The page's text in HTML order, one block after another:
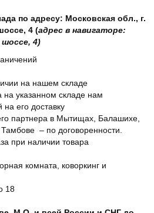
по адресу: Московская обл., г.
4 (адрес в навигаторе:
4)
на нашем складе
на указанном складе нам
на его доставку
партнера в Мытищах, Балашихе,
– по договоренности.
при наличии товара
комната, коворкинг и
18